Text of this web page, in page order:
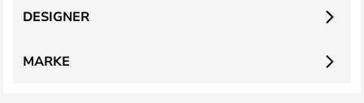
DESIGNER
MARKE